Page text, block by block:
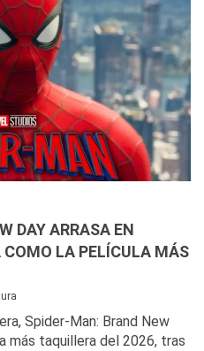
DAY ARRASA EN
LA PELÍCULA MÁS
Spider-Man: Brand New
más taquillera del 2026, tras